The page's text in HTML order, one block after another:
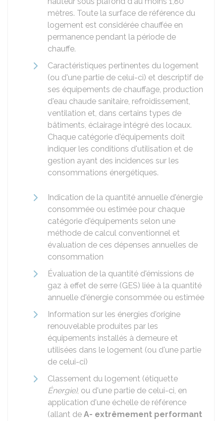
mètres. Toute la surface de référence du
logement est considérée chauffée en
permanence pendant la période de
chauffe.
Caractéristiques pertinentes du logement
(ou d'une partie de celui-ci) et descriptif de
ses équipements de chauffage, production
d'eau chaude sanitaire, refroidissement,
ventilation et, dans certains types de
bâtiments, éclairage intégré des locaux.
Chaque catégorie d'équipements doit
indiquer les conditions d'utilisation et de
gestion ayant des incidences sur les
consommations énergétiques.
Indication de la quantité annuelle d'énergie
consommée ou estimée pour chaque
catégorie d'équipements selon une
méthode de calcul conventionnel et
évaluation de ces dépenses annuelles de
consommation
Évaluation de la quantité d'émissions de
gaz à effet de serre (GES) liée à la quantité
annuelle d'énergie consommée ou estimée
Information sur les énergies d'origine
renouvelable produites par les
équipements installés à demeure et
utilisées dans le logement (ou d'une partie
de celui-ci)
Classement du logement (étiquette
Énergie), ou d'une partie de celui-ci, en
application d'une échelle de référence
(allant de A- extrêmement performant